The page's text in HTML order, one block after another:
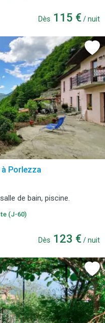
Dès 115 € / nuit
Porlezza
de bain, piscine.
(J-60)
Dès 123 € / nuit